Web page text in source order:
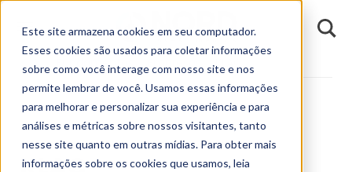
Este site armazena cookies em seu computador.
Esses cookies são usados para coletar informações
sobre como você interage com nosso site e nos
permite lembrar de você. Usamos essas informações
para melhorar e personalizar sua experiência e para
análises e métricas sobre nossos visitantes, tanto
nesse site quanto em outras mídias. Para obter mais
informações sobre os cookies que usamos, leia
Fundamentos KLAC